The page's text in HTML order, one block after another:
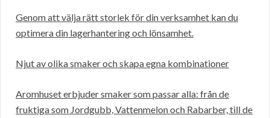
Genom att välja rätt storlek för din verksamhet kan du
optimera din lagerhantering och lönsamhet.
Njut av olika smaker och skapa egna kombinationer
Aromhuset erbjuder smaker som passar alla: från de
fruktiga som Jordgubb, Vattenmelon och Rabarber, till de